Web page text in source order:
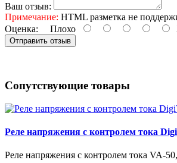
Ваш отзыв:
Примечание: HTML разметка не
Оценка: Плохо
Отправить отзыв
Сопутствующие товары
Реле напряжения с контролем тока
Реле напряжения с контролем тока VA-